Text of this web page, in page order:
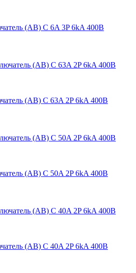
(АВ) C 6A 3P 6kA 400В
(АВ) C 63A 2P 6kA 400В
(АВ) C 50A 2P 6kA 400В
(АВ) C 40A 2P 6kA 400В